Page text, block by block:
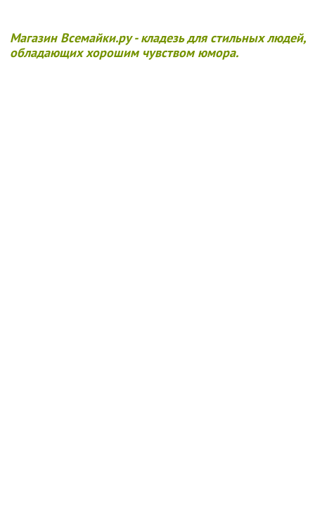
Магазин Всемайки.ру - кладезь для стильных людей,
обладающих хорошим чувством юмора.